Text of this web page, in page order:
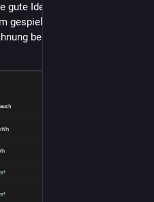
gespielt. Nun ja was soll
bekomme ich Ordentlich